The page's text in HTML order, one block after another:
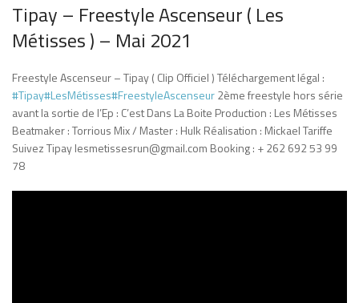
Tipay – Freestyle Ascenseur ( Les
Métisses ) – Mai 2021
Freestyle Ascenseur – Tipay ( Clip Officiel ) Téléchargement légal :
#Tipay​#LesMétisses​#FreestyleAscenseur2ème freestyle hors série
avant la sortie de l’Ep : C’est Dans La Boite Production : Les Métisses
Beatmaker : Torrious Mix / Master : Hulk Réalisation : Mickael Tariffe
Suivez Tipay lesmetissesrun@gmail.com Booking : + 262 692 53 99
78